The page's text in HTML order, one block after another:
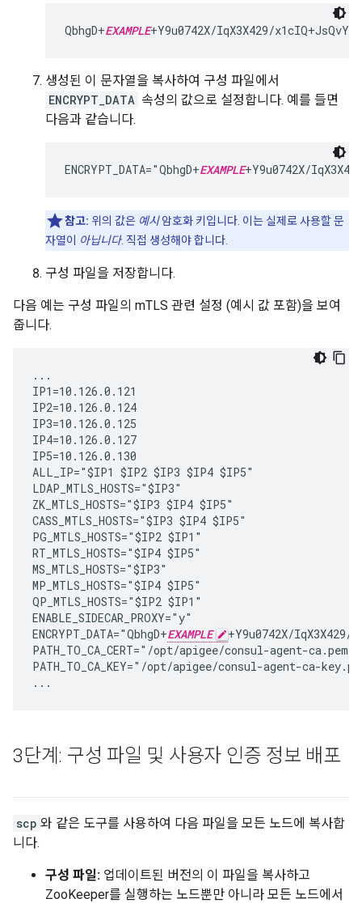
QbhgD+EXAMPLE+Y9u0742X/IqX3X429/x1cIQ+JsQvY=
생성된 이 문자열을 복사하여 구성 파일에서
ENCRYPT_DATA 속성의 값으로 설정합니다. 예를 들면
다음과 같습니다.
ENCRYPT_DATA="QbhgD+EXAMPLE+Y9u0742X/
참고: 위의 값은 예시암호화 키입니다. 이는 실제로 사용할 문
자열이
아닙니다. 직접 생성해야 합니다.
구성 파일을 저장합니다.
다음 예는 구성 파일의 mTLS 관련 설정 (예시 값 포함)을 보여
줍니다.
...
IP1=10.126.0.121
IP2=10.126.0.124
IP3=10.126.0.125
IP4=10.126.0.127
IP5=10.126.0.130
ALL_IP="$IP1 $IP2 $IP3 $IP4 $IP5"
LDAP_MTLS_HOSTS="$IP3"
ZK_MTLS_HOSTS="$IP3 $IP4 $IP5"
CASS_MTLS_HOSTS="$IP3 $IP4 $IP5"
PG_MTLS_HOSTS="$IP2 $IP1"
RT_MTLS_HOSTS="$IP4 $IP5"
MS_MTLS_HOSTS="$IP3"
MP_MTLS_HOSTS="$IP4 $IP5"
QP_MTLS_HOSTS="$IP2 $IP1"
ENABLE_SIDECAR_PROXY="y"
ENCRYPT_DATA="QbhgD+EXAMPLE
+Y9u0742X/IqX3X429/
PATH_TO_CA_CERT="/opt/apigee/consul-agent-ca.pem"
PATH_TO_CA_KEY="/opt/apigee/consul-agent-ca-
...
3단계: 구성 파일 및 사용자 인증 정보 배포
scp 와 같은 도구를 사용하여 다음 파일을 모든 노드에 복사합
니다.
구성 파일: 업데이트된 버전의 이 파일을 복사하고
ZooKeeper를 실행하는 노드뿐만 아니라 모든 노드에서